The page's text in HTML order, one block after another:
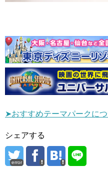
➤おすすめテーマパークに
シェアする
error